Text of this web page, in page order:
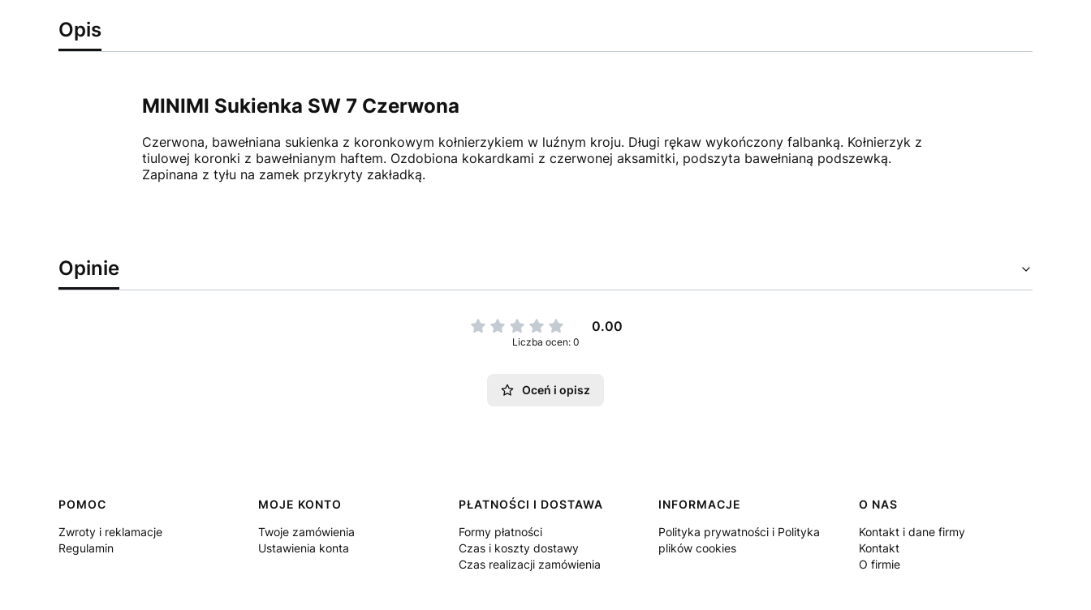
Opis
MINIMI Sukienka SW 7 Czerwona
Czerwona, bawełniana sukienka z koronkowym kołnierzykiem w luźnym kroju. Długi rękaw wykończony falbanką. Kołnierzyk z
tiulowej koronki z bawełnianym haftem. Ozdobiona kokardkami z czerwonej aksamitki, podszyta bawełnianą podszewką.
Zapinana z tyłu na zamek przykryty zakładką.
Opinie
0.00
Liczba ocen: 0
Oceń i opisz
Linki w stopce
POMOC
Zwroty i reklamacje
Regulamin
MOJE KONTO
Twoje zamówienia
Ustawienia konta
PŁATNOŚCI I DOSTAWA
Formy płatności
Czas i koszty dostawy
Czas realizacji zamówienia
INFORMACJE
Polityka prywatności i Polityka
plików cookies
O NAS
Kontakt i dane firmy
Kontakt
O firmie